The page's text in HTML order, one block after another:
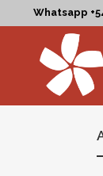
Whatsapp